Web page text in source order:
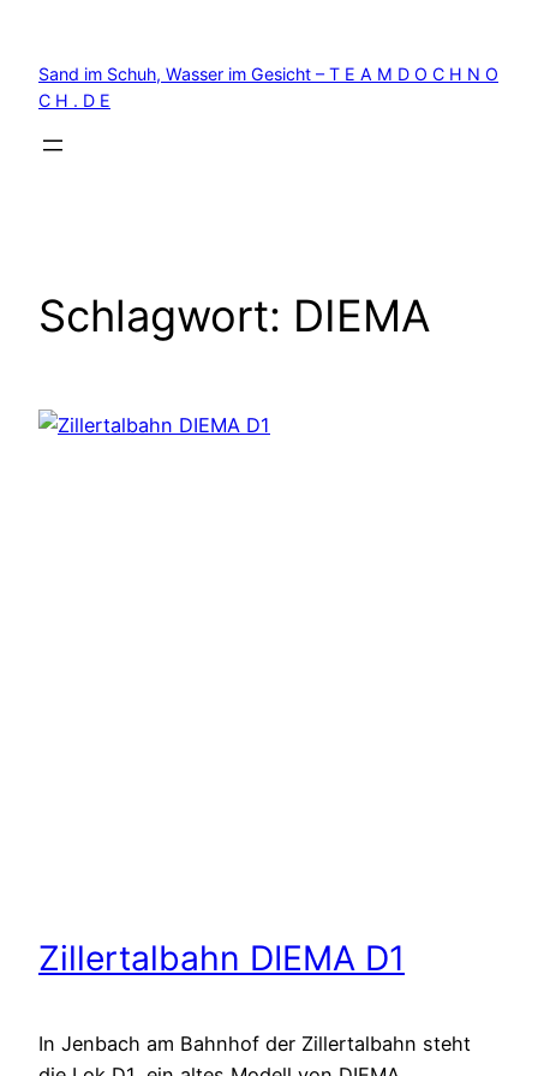
springen
Sand im Schuh, Wasser im Gesicht – T E A M D O C H N O
C H . D E
Schlagwort: DIEMA
Zillertalbahn DIEMA D1
In Jenbach am Bahnhof der Zillertalbahn steht